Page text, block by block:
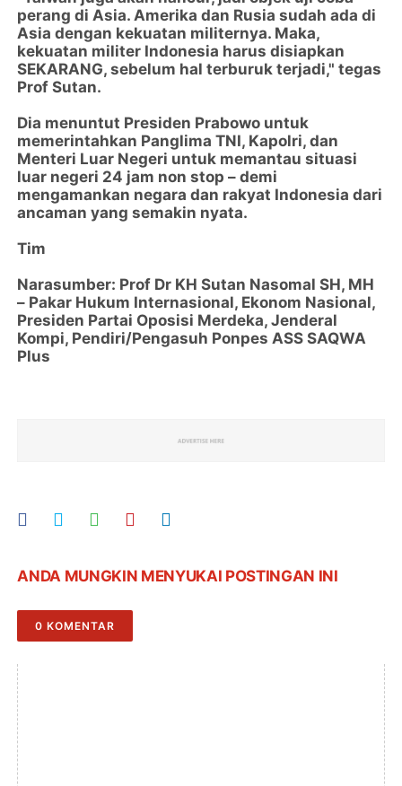
perang di Asia. Amerika dan Rusia sudah ada di
Asia dengan kekuatan militernya. Maka,
kekuatan militer Indonesia harus disiapkan
SEKARANG, sebelum hal terburuk terjadi," tegas
Prof Sutan.
Dia menuntut Presiden Prabowo untuk
memerintahkan Panglima TNI, Kapolri, dan
Menteri Luar Negeri untuk memantau situasi
luar negeri 24 jam non stop – demi
mengamankan negara dan rakyat Indonesia dari
ancaman yang semakin nyata.
Tim
Narasumber: Prof Dr KH Sutan Nasomal SH, MH
– Pakar Hukum Internasional, Ekonom Nasional,
Presiden Partai Oposisi Merdeka, Jenderal
Kompi, Pendiri/Pengasuh Ponpes ASS SAQWA
Plus
ANDA MUNGKIN MENYUKAI POSTINGAN INI
0 KOMENTAR